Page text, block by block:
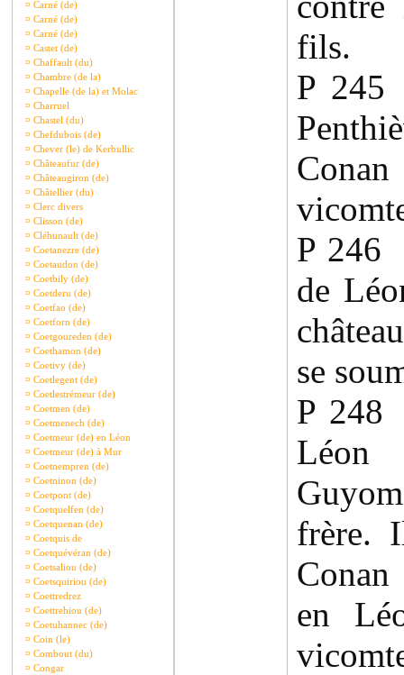
¤ Carné (de)
¤ Carné (de)
¤ Carné (de)
¤ Castet (de)
¤ Chaffault (du)
¤ Chambre (de la)
¤ Chapelle (de la) et Molac
¤ Charruel
¤ Chastel (du)
¤ Chefdubois (de)
¤ Chever (le) de Kerbullic
¤ Châteaufur (de)
¤ Châteaugiron (de)
¤ Châtellier (du)
¤ Clerc divers
¤ Clisson (de)
¤ Cléhunault (de)
¤ Coetanezre (de)
¤ Coetaudon (de)
¤ Coetbily (de)
¤ Coetderu (de)
¤ Coetfao (de)
¤ Coetforn (de)
¤ Coetgoureden (de)
¤ Coethamon (de)
¤ Coetivy (de)
¤ Coetlegent (de)
¤ Coetlestrémeur (de)
¤ Coetmen (de)
¤ Coetmenech (de)
¤ Coetmeur (de) en Léon
¤ Coetmeur (de) à Mur
¤ Coetnempren (de)
¤ Coetninon (de)
¤ Coetpont (de)
¤ Coetquelfen (de)
¤ Coetquenan (de)
¤ Coetquis de
¤ Coetquévéran (de)
¤ Coetsaliou (de)
¤ Coetsquiriou (de)
¤ Coettredrez
¤ Coettrehiou (de)
¤ Coetuhannec (de)
¤ Coin (le)
¤ Combout (du)
¤ Congar
fils.
P
P 246
de
se
P
frère.
en